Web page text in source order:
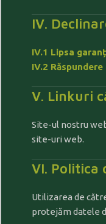
IV.
IV.1 Lipsa
IV.2
V. Linkuri
Site-ul nostru
site-uri web.
VI. Politica
Utilizarea de
protejăm datele